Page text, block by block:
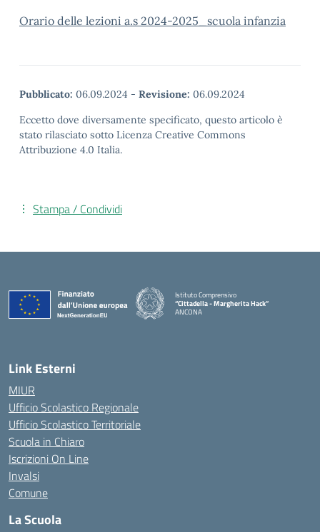
Orario delle lezioni a.s 2024-2025_scuola infanzia
Pubblicato: 06.09.2024 - Revisione: 06.09.2024
Eccetto dove diversamente specificato, questo articolo è
stato rilasciato sotto Licenza Creative Commons
Attribuzione 4.0 Italia.
Stampa / Condividi
Istituto Comprensivo
“Cittadella - Margherita Hack”
ANCONA
Link Esterni
MIUR
Ufficio Scolastico Regionale
Ufficio Scolastico Territoriale
Scuola in Chiaro
Iscrizioni On Line
Invalsi
Comune
La Scuola